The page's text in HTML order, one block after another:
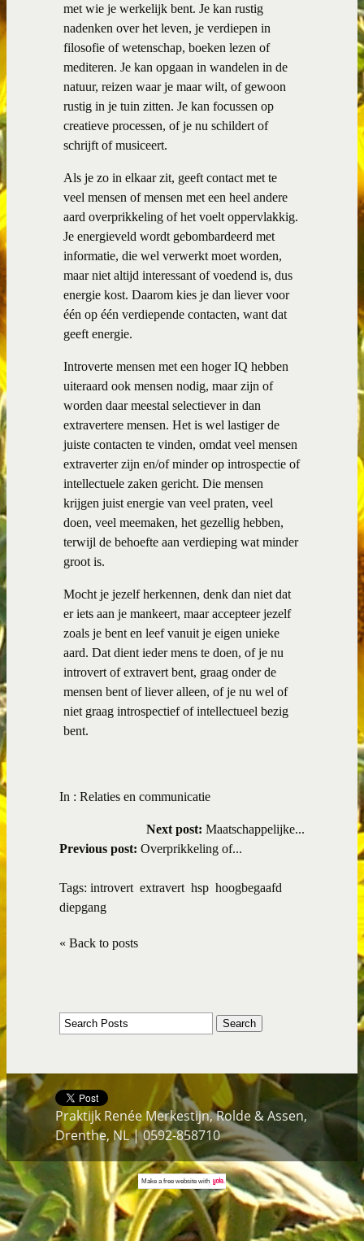
met wie je werkelijk bent. Je kan rustig
nadenken over het leven, je verdiepen in
filosofie of wetenschap, boeken lezen of
mediteren. Je kan opgaan in wandelen in de
natuur, reizen waar je maar wilt, of gewoon
rustig in je tuin zitten. Je kan focussen op
creatieve processen, of je nu schildert of
schrijft of musiceert.
Als je zo in elkaar zit, geeft contact met te
veel mensen of mensen met een heel andere
aard overprikkeling of het voelt oppervlakkig.
Je energieveld wordt gebombardeerd met
informatie, die wel verwerkt moet worden,
maar niet altijd interessant of voedend is, dus
energie kost. Daarom kies je dan liever voor
één op één verdiepende contacten, want dat
geeft energie.
Introverte mensen met een hoger IQ hebben
uiteraard ook mensen nodig, maar zijn of
worden daar meestal selectiever in dan
extravertere mensen. Het is wel lastiger de
juiste contacten te vinden, omdat veel mensen
extraverter zijn en/of minder op introspectie of
intellectuele zaken gericht. Die mensen
krijgen juist energie van veel praten, veel
doen, veel meemaken, het gezellig hebben,
terwijl de behoefte aan verdieping wat minder
groot is.
Mocht je jezelf herkennen, denk dan niet dat
er iets aan je mankeert, maar accepteer jezelf
zoals je bent en leef vanuit je eigen unieke
aard. Dat dient ieder mens te doen, of je nu
introvert of extravert bent, graag onder de
mensen bent of liever alleen, of je nu wel of
niet graag introspectief of intellectueel bezig
bent.
In : Relaties en communicatie
Next post: Maatschappelijke...
Previous post: Overprikkeling of...
Tags: introvert extravert hsp hoogbegaafd
diepgang
« Back to posts
Praktijk Renée Merkestijn, Rolde & Assen,
Drenthe, NL | 0592-858710
Make a free websitewith